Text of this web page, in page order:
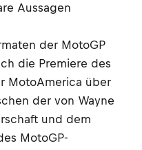
Aussagen
der MotoGP
die Premiere des
MotoAmerica über
der von Wayne
und dem
MotoGP-